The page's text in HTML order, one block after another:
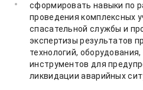
сформировать навыки по
проведения комплексных
спасательной службы и
экспертизы результатов
технологий,
инструментов для
ликвидации аварийных